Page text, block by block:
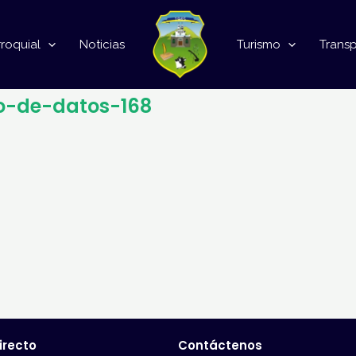
Noticias Turismo
de-datos-168
Contáctenos